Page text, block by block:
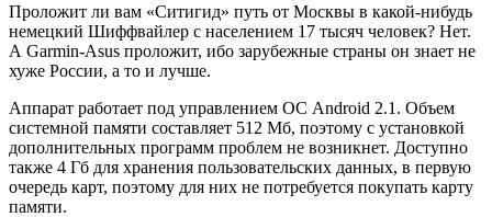
Проложит ли вам «Ситигид» путь от Москвы в какой-нибудь
немецкий Шиффвайлер с населением 17 тысяч человек? Нет.
А Garmin-Asus проложит, ибо зарубежные страны он знает не
хуже России, а то и лучше.
Аппарат работает под управлением ОС Android 2.1. Объем
системной памяти составляет 512 Мб, поэтому с установкой
дополнительных программ проблем не возникнет. Доступно
также 4 Гб для хранения пользовательских данных, в первую
очередь карт, поэтому для них не потребуется покупать карту
памяти.